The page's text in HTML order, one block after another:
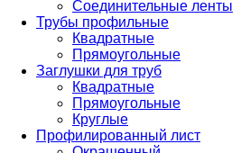
Соединительные ленты
Трубы профильные
Квадратные
Прямоугольные
Заглушки для труб
Квадратные
Прямоугольные
Круглые
Профилированный лист